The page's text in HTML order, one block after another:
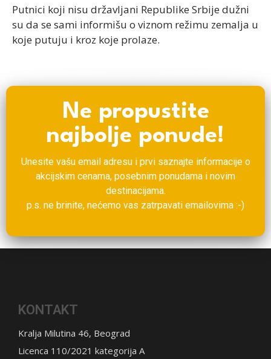
Putnici koji nisu državljani Republike Srbije dužni
su da se sami informišu o viznom režimu zemalja u
koje putuju i kroz koje prolaze.
Ne propustite
najbolje ponude!
Unesite vašu email adresu i prvi saznajte informacije o
akcijskim cenama, posebnim ponudama i novim
destinacijama.
p.s. ne brinite, nećemo vas zatrpavati emailovima :-)
KONTAKT
Kralja Milutina 46, Beograd
Licenca 110/2021 kategorija A